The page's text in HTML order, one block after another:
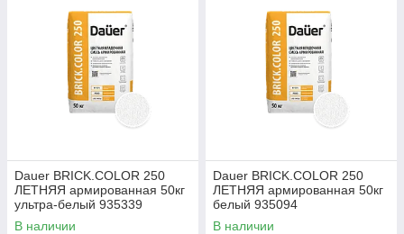
Dauer BRICK.COLOR 250
ЛЕТНЯЯ армированная 50кг
ультра-белый 935339
В наличии
Dauer BRICK.COLOR 250
ЛЕТНЯЯ армированная 50кг
белый 935094
В наличии